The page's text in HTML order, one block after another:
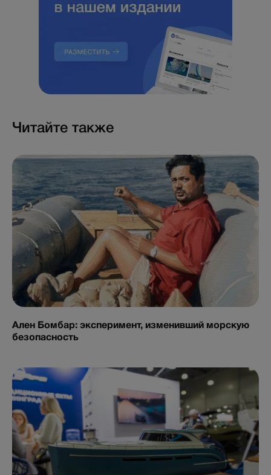
Читайте также
Ален Бомбар: эксперимент, изменивший морскую
безопасность